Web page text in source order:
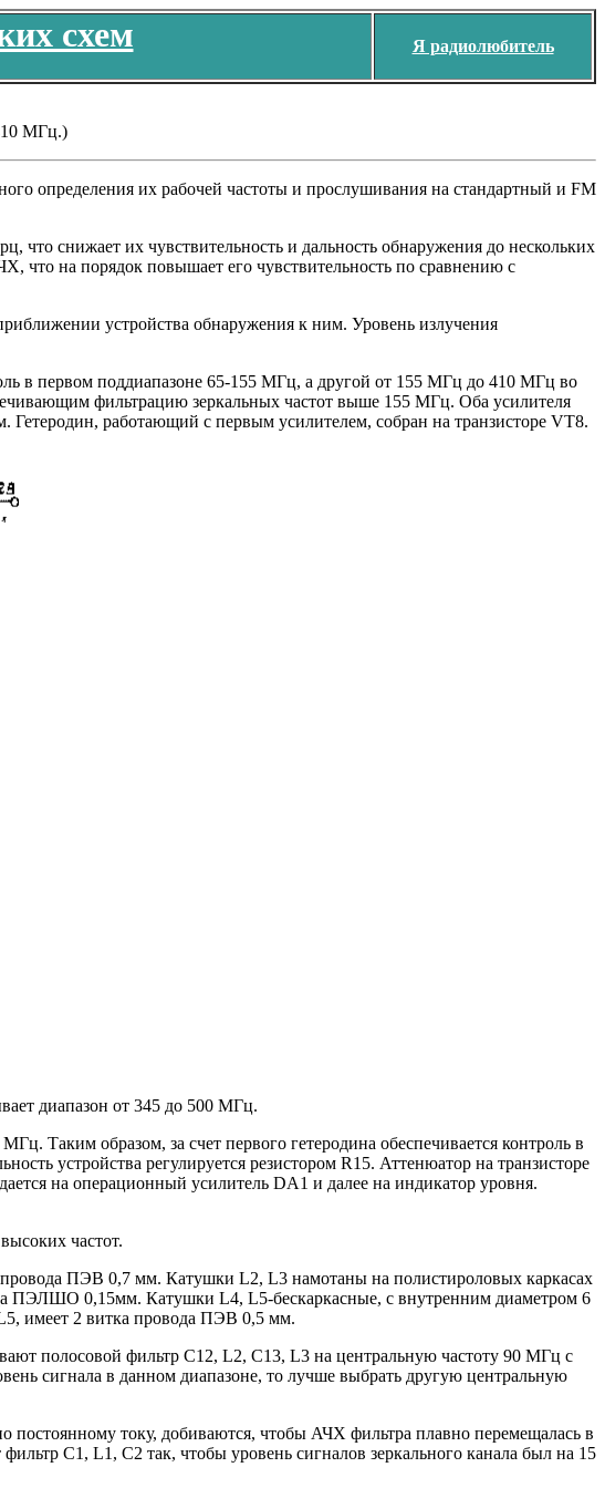
схем Я радиолюбитель
МГц.)
определения их рабочей частоты и прослушивания на стандартный и FM
снижает их чувствительность и дальность обнаружения до нескольких
что на порядок повышает его чувствительность по сравнению с
устройства обнаружения к ним. Уровень излучения
в первом поддиапазоне 65-155 МГц, а другой от 155 МГц до 410 МГц во
фильтрацию зеркальных частот выше 155 МГц. Оба усилителя
работающий с первым усилителем, собран на транзисторе VT8.
диапазон от 345 до 500 МГц.
Таким образом, за счет первого гетеродина обеспечивается контроль в
устройства регулируется резистором R15. Аттенюатор на транзисторе
на операционный усилитель DA1 и далее на индикатор уровня.
частот.
ПЭВ 0,7 мм. Катушки L2, L3 намотаны на полистироловых каркасах
ПЭЛШО 0,15мм. Катушки L4, L5-бескаркасные, с внутренним диаметром 6
имеет 2 витка провода ПЭВ 0,5 мм.
полосовой фильтр С12, L2, С13, L3 на центральную частоту 90 МГц с
сигнала в данном диапазоне, то лучше выбрать другую центральную
току, добиваются, чтобы АЧХ фильтра плавно перемещалась в
С1, L1, C2 так, чтобы уровень сигналов зеркального канала был на 15